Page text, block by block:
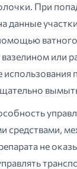
При
данные
или
средствами,
не